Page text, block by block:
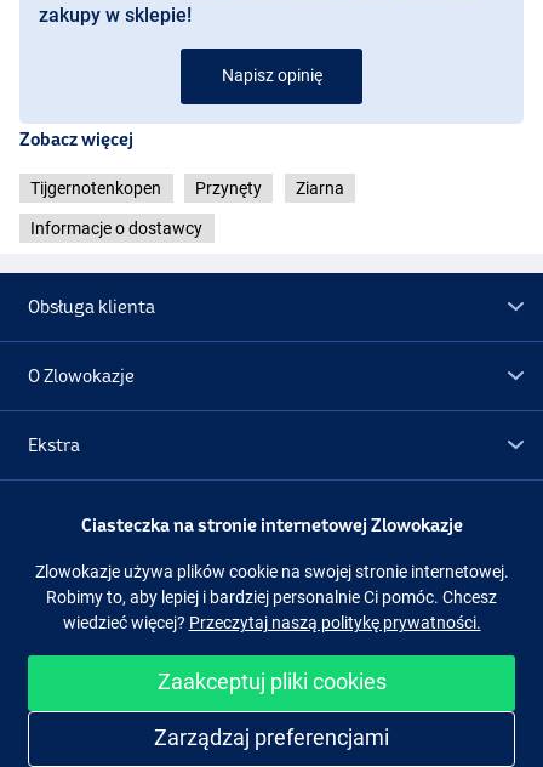
zakupy w sklepie!
Napisz opinię
Zobacz więcej
Tijgernotenkopen Przynęty Ziarna
Informacje o dostawcy
Obsługa klienta
O Zlowokazje
Ekstra
Promocje
Obserwuj nas Facebook Instagram
Ciasteczka na stronie internetowej Zlowokazje
Zlowokazje używa plików cookie na swojej stronie internetowej.
Robimy to, aby lepiej i bardziej personalnie Ci pomóc. Chcesz
wiedzieć więcej? Przeczytaj naszą politykę prywatności.
Zaakceptuj pliki cookies
Zarządzaj preferencjami